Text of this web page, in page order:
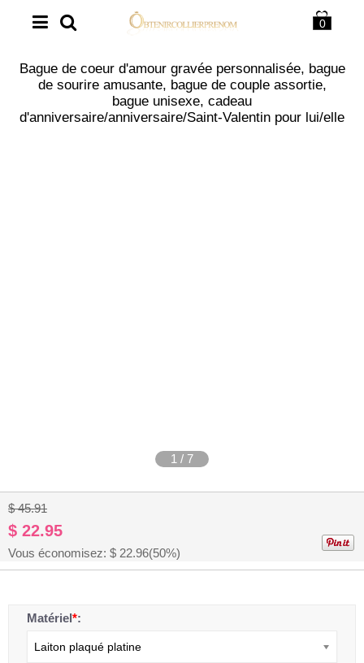
0
Bague de coeur d'amour gravée personnalisée, bague
de sourire amusante, bague de couple assortie,
bague unisexe, cadeau
d'anniversaire/anniversaire/Saint-Valentin pour lui/elle
1 / 7
$ 45.91
$ 22.95
Vous économisez: $ 22.96(50%)
Matériel*:
Laiton plaqué platine